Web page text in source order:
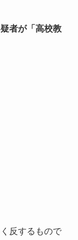
者が「高校教
反するもので